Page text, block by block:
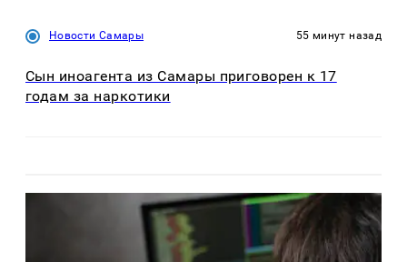
Новости Самары 55 минут назад
Сын иноагента из Самары приговорен к 17
годам за наркотики